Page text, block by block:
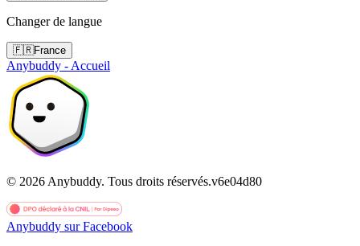
Changer de langue
🇫🇷France
Anybuddy - Accueil
© 2026 Anybuddy. Tous droits réservés.v6e04d80
Anybuddy sur Facebook